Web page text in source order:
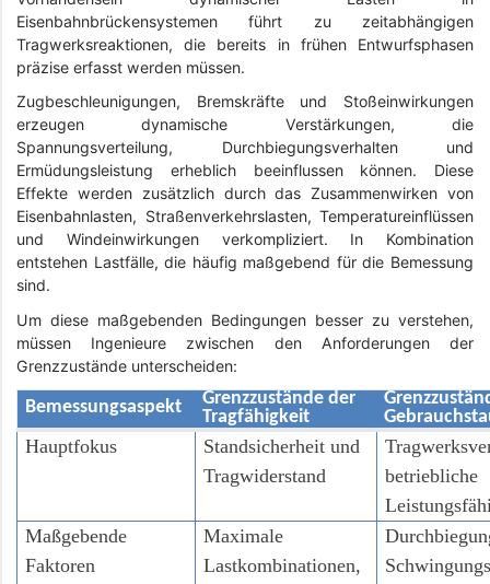
Eisenbahnbrückensystemen führt zu zeitabhängigen
Tragwerksreaktionen, die bereits in frühen Entwurfsphasen
präzise erfasst werden müssen.
Zugbeschleunigungen, Bremskräfte und Stoßeinwirkungen
erzeugen dynamische Verstärkungen, die
Spannungsverteilung, Durchbiegungsverhalten und
Ermüdungsleistung erheblich beeinflussen können. Diese
Effekte werden zusätzlich durch das Zusammenwirken von
Eisenbahnlasten, Straßenverkehrslasten, Temperatureinflüssen
und Windeinwirkungen verkompliziert. In Kombination
entstehen Lastfälle, die häufig maßgebend für die Bemessung
sind.
Um diese maßgebenden Bedingungen besser zu verstehen,
müssen Ingenieure zwischen den Anforderungen der
Grenzzustände unterscheiden:
Bemessungsaspekt
Grenzzustände der
Tragfähigkeit
Hauptfokus
Standsicherheit und
Tragwiderstand
betriebliche
Maßgebende
Faktoren
Maximale
Lastkombinationen,